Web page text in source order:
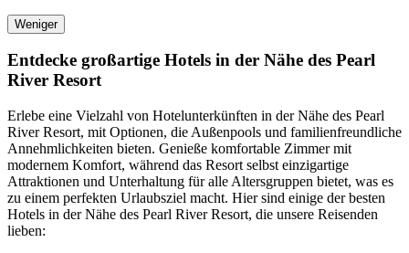
Weniger
Entdecke großartige Hotels in der Nähe des Pearl
River Resort
Erlebe eine Vielzahl von Hotelunterkünften in der Nähe des Pearl
River Resort, mit Optionen, die Außenpools und familienfreundliche
Annehmlichkeiten bieten. Genieße komfortable Zimmer mit
modernem Komfort, während das Resort selbst einzigartige
Attraktionen und Unterhaltung für alle Altersgruppen bietet, was es
zu einem perfekten Urlaubsziel macht. Hier sind einige der besten
Hotels in der Nähe des Pearl River Resort, die unsere Reisenden
lieben: